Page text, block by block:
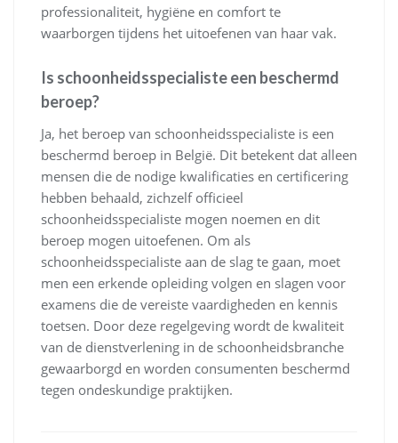
professionaliteit, hygiëne en comfort te
waarborgen tijdens het uitoefenen van haar vak.
Is schoonheidsspecialiste een beschermd
beroep?
Ja, het beroep van schoonheidsspecialiste is een
beschermd beroep in België. Dit betekent dat alleen
mensen die de nodige kwalificaties en certificering
hebben behaald, zichzelf officieel
schoonheidsspecialiste mogen noemen en dit
beroep mogen uitoefenen. Om als
schoonheidsspecialiste aan de slag te gaan, moet
men een erkende opleiding volgen en slagen voor
examens die de vereiste vaardigheden en kennis
toetsen. Door deze regelgeving wordt de kwaliteit
van de dienstverlening in de schoonheidsbranche
gewaarborgd en worden consumenten beschermd
tegen ondeskundige praktijken.